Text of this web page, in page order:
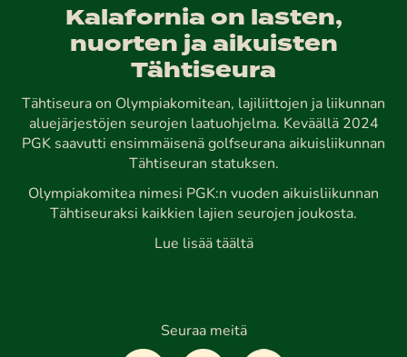
Kalafornia on lasten,
nuorten ja aikuisten
Tähtiseura
Tähtiseura on Olympiakomitean, lajiliittojen ja liikunnan
aluejärjestöjen seurojen laatuohjelma. Keväällä 2024
PGK saavutti ensimmäisenä golfseurana aikuisliikunnan
Tähtiseuran statuksen.
Olympiakomitea nimesi PGK:n vuoden aikuisliikunnan
Tähtiseuraksi kaikkien lajien seurojen joukosta.
Lue lisää täältä
Seuraa meitä